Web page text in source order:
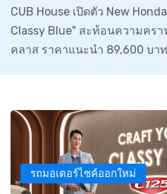
CUB House เปิดตัว New
Classy Blue" สะท้อนความคร
คลาส ราคาแนะนำ 89,600 บาท
รถมอเตอร์ไซค์ออกใหม่